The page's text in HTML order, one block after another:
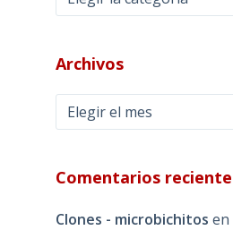
Archivos
Archivos
Comentarios
Clones - microbichitos en